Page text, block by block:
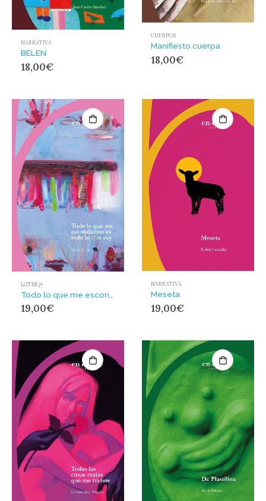
NARRATIVA
BELEN
18,00€
CUERPOS
Manifiesto cuerpa
18,00€
LGTBIQ+
19,00€
NARRATIVA
Meseta
19,00€